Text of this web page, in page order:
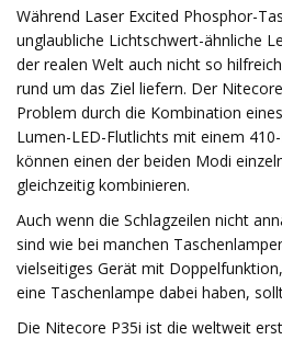
Während Laser Excited Phosphor-
unglaubliche Lichtschwert-ähnliche
der realen Welt auch nicht so
rund um das Ziel liefern. Der
Problem durch die Kombination
Lumen-LED-Flutlichts mit einem
können einen der beiden Modi
gleichzeitig kombinieren.
Auch wenn die Schlagzeilen nicht
sind wie bei manchen
vielseitiges Gerät mit
eine Taschenlampe dabei haben,
Die Nitecore P35i ist die weltweit